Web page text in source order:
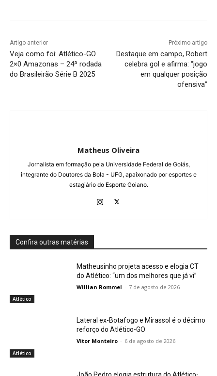
Artigo anterior
Veja como foi: Atlético-GO
2×0 Amazonas – 24ª rodada
do Brasileirão Série B 2025
Próximo artigo
Destaque em campo, Robert
celebra gol e afirma: “jogo
em qualquer posição
ofensiva”
Matheus Oliveira
Jornalista em formação pela Universidade Federal de Goiás,
integrante do Doutores da Bola - UFG, apaixonado por esportes e
estagiário do Esporte Goiano.
Confira outras matérias
Atlético
Matheusinho projeta acesso e elogia CT
do Atlético: “um dos melhores que já vi”
Willian Rommel - 7 de agosto de 2026
Atlético
Lateral ex-Botafogo e Mirassol é o décimo
reforço do Atlético-GO
Vitor Monteiro - 6 de agosto de 2026